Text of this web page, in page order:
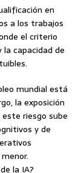
en
a los trabajos
el criterio
capacidad de
mundial está
la exposición
riesgo sube
y de
la IA?